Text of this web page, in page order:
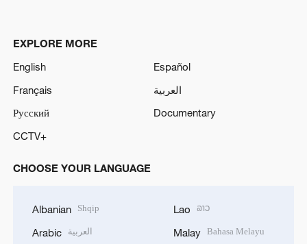
EXPLORE MORE
English
Español
Français
العربية
Русский
Documentary
CCTV+
CHOOSE YOUR LANGUAGE
Albanian Shqip
Arabic العربية
Lao ລາວ
Malay Bahasa Melayu